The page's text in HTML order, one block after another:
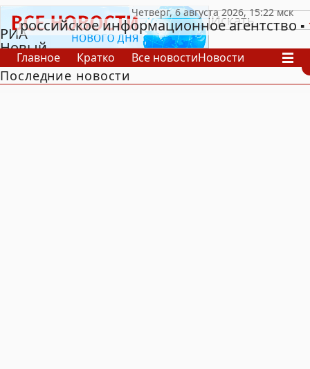
РИА
Новый
День
российское информационное агентство
Главное Кратко Все новостиНовости
В России
В мире
Последние новости